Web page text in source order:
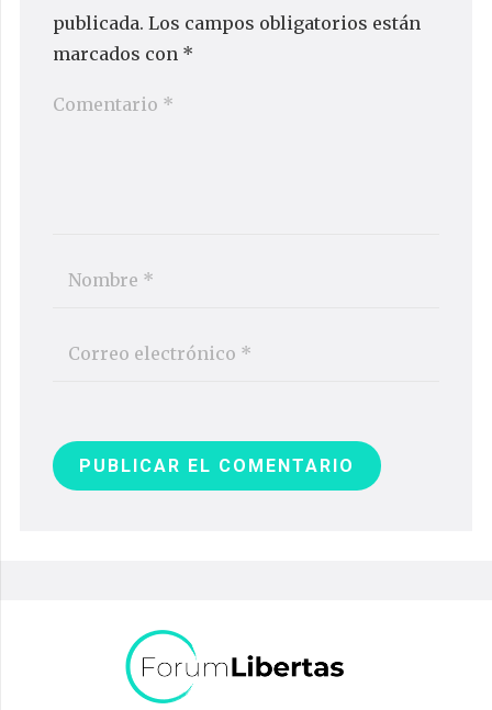
publicada. Los campos obligatorios están
marcados con *
PUBLICAR EL COMENTARIO